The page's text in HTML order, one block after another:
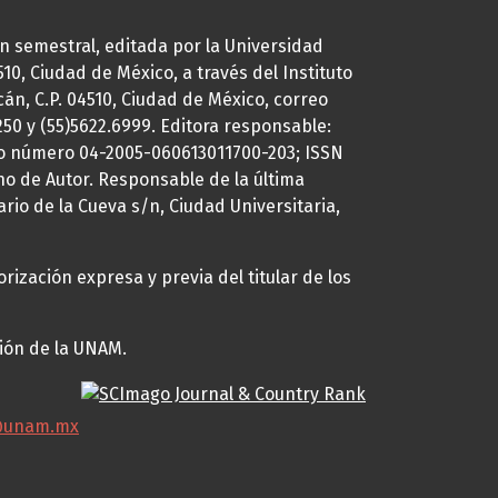
semestral, editada por la Universidad
Ciudad de México, a través del Instituto
C.P. 04510, Ciudad de México, correo
y (55)5622.6999. Editora responsable:
04-2005-060613011700-203; ISSN
de Autor. Responsable de la última
de la Cueva s/n, Ciudad Universitaria,
expresa y previa del titular de los
de la UNAM.